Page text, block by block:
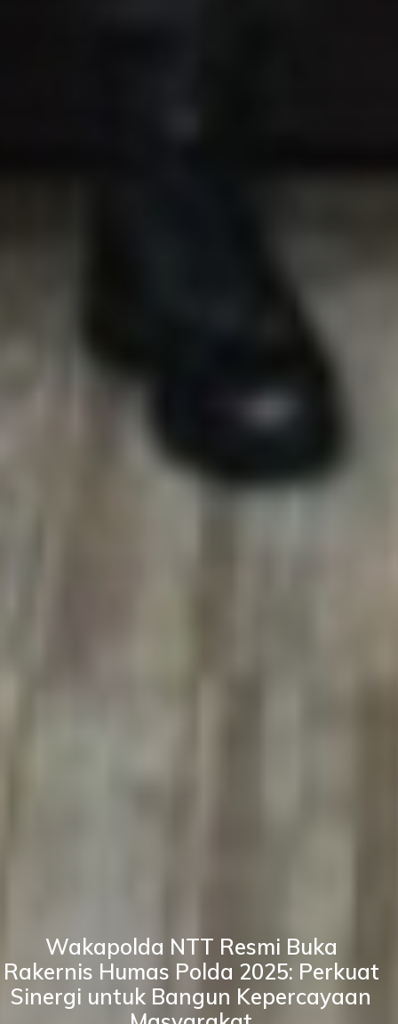
Wakapolda NTT Resmi Buka
Rakernis Humas Polda 2025: Perkuat
Sinergi untuk Bangun Kepercayaan